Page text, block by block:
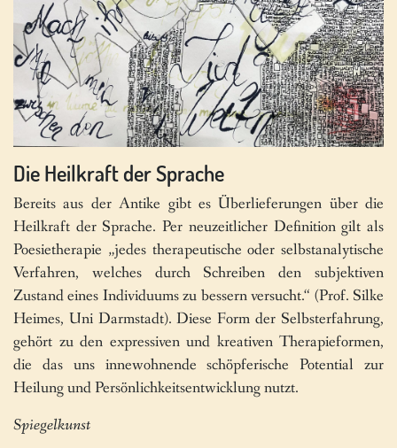
Die Heilkraft der Sprache
Bereits aus der Antike gibt es Überlieferungen über die
Heilkraft der Sprache. Per neuzeitlicher Definition gilt als
Poesietherapie „jedes therapeutische oder selbstanalytische
Verfahren, welches durch Schreiben den subjektiven
Zustand eines Individuums zu bessern versucht.“ (Prof. Silke
Heimes, Uni Darmstadt). Diese Form der Selbsterfahrung,
gehört zu den expressiven und kreativen Therapieformen,
die das uns innewohnende schöpferische Potential zur
Heilung und Persönlichkeitsentwicklung nutzt.
Spiegelkunst